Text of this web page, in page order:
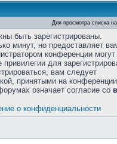
Для просмотра списка
быть зарегистрированы.
минут, но предоставляет
конференции
для
вам следует
принятыми на
означает согласие со
о конфиденциальности